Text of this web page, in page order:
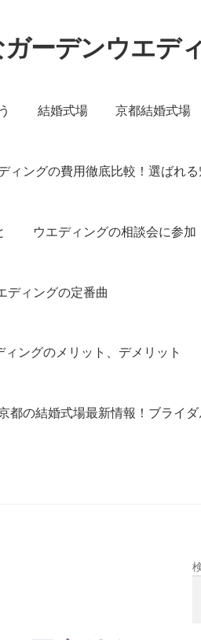
ーデンウエデ
結婚式場 京都結婚式場
ィングの費用徹底比較！選ばれ
ウエディングの相談会に参加
ディングの定番曲
ィングのメリット、デメリット
都の結婚式場最新情報！ブライ